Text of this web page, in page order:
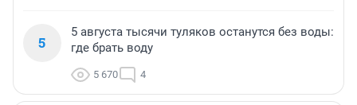
5
5 августа тысячи туляков останутся без воды:
где брать воду
5 670 4